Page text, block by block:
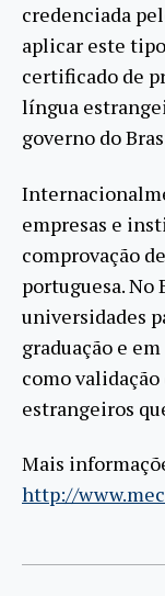
credenciada
aplicar este
certificado de
língua
governo do
empresas e
comprovação
portuguesa. No
universidades
graduação e
como
estrangeiros
Mais
http://